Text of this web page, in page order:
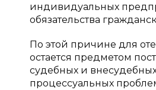
индивидуальных
обязательства
По этой причине для
остается предметом
судебных и
процессуальных